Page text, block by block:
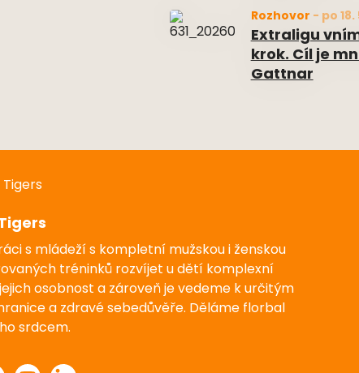
Rozhovor - po
Extraligu
krok. Cíl je
Gattnar
s mládeží s kompletní mužskou i ženskou
tréninků rozvíjet u dětí komplexní
osobnost a zároveň je vedeme k určitým
a zdravé sebedůvěře. Děláme florbal
srdcem.